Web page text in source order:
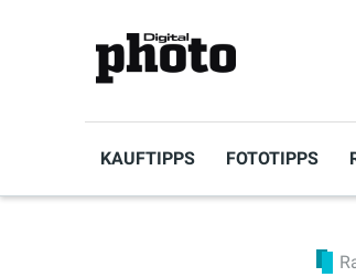
KAUFTIPPS FOTOTIPPS